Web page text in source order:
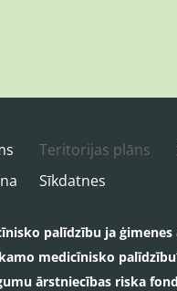
Teritorijas plāns
Sīkdatnes
palīdzību ja ģimenes
medicīnisko
ārstniecības riska